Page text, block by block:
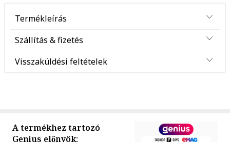
Termékleírás
Szállítás & fizetés
Visszaküldési feltételek
A termékhez tartozó
Genius előnyök: